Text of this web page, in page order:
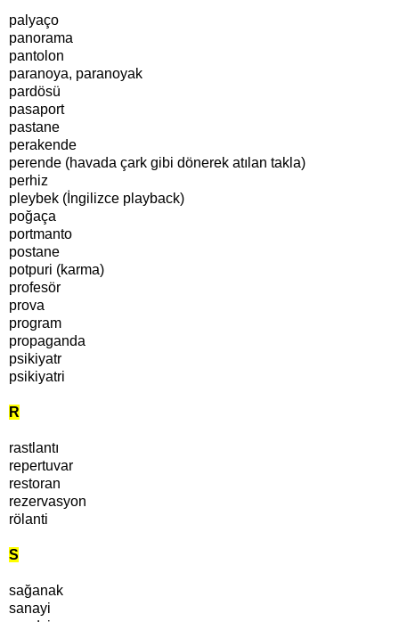
palyaço
panorama
pantolon
paranoya, paranoyak
pardösü
pasaport
pastane
perakende
perende (havada çark gibi dönerek atılan takla)
perhiz
pleybek (İngilizce playback)
poğaça
portmanto
postane
potpuri (karma)
profesör
prova
program
propaganda
psikiyatr
psikiyatri
R
rastlantı
repertuvar
restoran
rezervasyon
rölanti
S
sağanak
sanayi